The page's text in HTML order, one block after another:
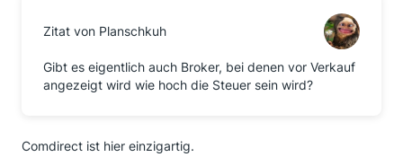
Zitat von Planschkuh
Gibt es eigentlich auch Broker, bei denen vor Verkauf
angezeigt wird wie hoch die Steuer sein wird?
Comdirect ist hier einzigartig.